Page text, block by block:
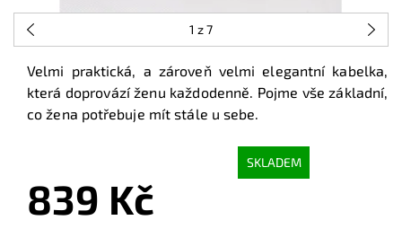
1 z 7
Velmi praktická, a zároveň velmi elegantní kabelka,
která doprovází ženu každodenně. Pojme vše základní,
co žena potřebuje mít stále u sebe.
SKLADEM
839 Kč